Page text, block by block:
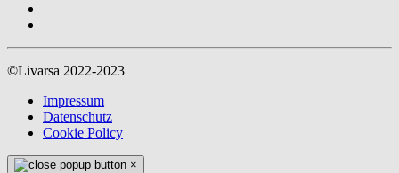
©Livarsa 2022-2023
Impressum
Datenschutz
Cookie Policy
×